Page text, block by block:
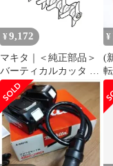
¥ 9,172
マキタ｜＜純正部品＞
バーティカルカッタ A-
76249
¥
(